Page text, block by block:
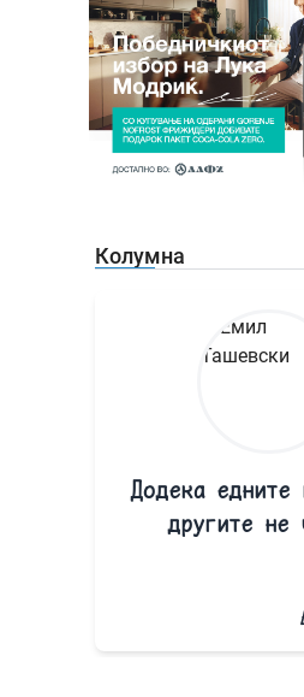
Колумна
Додека едните
другите не